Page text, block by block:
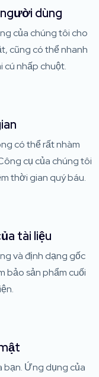
dùng
của chúng tôi cho
cũng có thể nhanh
cú nhấp chuột.
có thể rất nhàm
cụ của chúng tôi
thời gian quý báu.
tài liệu
và định dạng gốc
bảo sản phẩm cuối
Ứng dụng của